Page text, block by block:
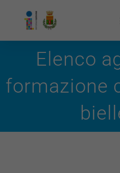
Elenco
formazione